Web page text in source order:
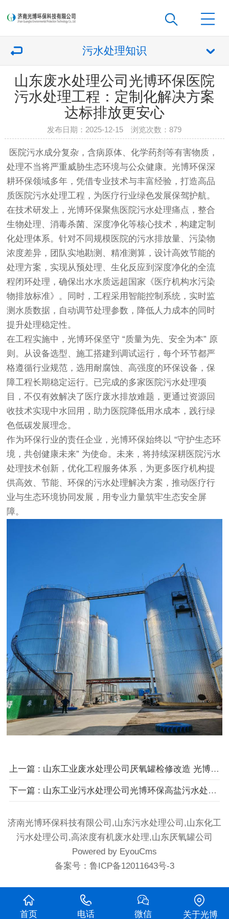
污水处理知识
山东废水处理公司光博环保医院
污水处理工程：定制化解决方案
达标排放更安心
发布日期：2025-12-15 浏览次数：879
医院污水成分复杂，含病原体、化学药剂等有害物质，
处理不当将严重威胁生态环境与公众健康。光博环保深
耕环保领域多年，凭借专业技术与丰富经验，打造高品
质医院污水处理工程，为医疗行业绿色发展保驾护航。
在技术研发上，光博环保聚焦医院污水处理痛点，整合
生物处理、消毒杀菌、深度净化等核心技术，构建定制
化处理体系。针对不同规模医院的污水排放量、污染物
浓度差异，团队实地勘测、精准测算，设计高效节能的
处理方案，实现从预处理、生化反应到深度净化的全流
程闭环处理，确保出水水质远超国家《医疗机构水污染
物排放标准》。同时，工程采用智能控制系统，实时监
测水质数据，自动调节处理参数，降低人力成本的同时
提升处理稳定性。
在工程实施中，光博环保坚守 “质量为先、安全为本” 原
则。从设备选型、施工搭建到调试运行，每个环节都严
格遵循行业规范，选用耐腐蚀、高强度的环保设备，保
障工程长期稳定运行。已完成的多家医院污水处理项
目，不仅有效解决了医疗废水排放难题，更通过资源回
收技术实现中水回用，助力医院降低用水成本，践行绿
色低碳发展理念。
作为环保行业的责任企业，光博环保始终以 “守护生态环
境，共创健康未来” 为使命。未来，将持续深耕医院污水
处理技术创新，优化工程服务体系，为更多医疗机构提
供高效、节能、环保的污水处理解决方案，推动医疗行
业与生态环境协同发展，用专业力量筑牢生态安全屏
障。
上一篇 : 山东工业废水处理公司厌氧罐检修改造 光博环保专业设备运维与提质增效解决方案
下一篇 : 山东工业污水处理公司光博环保高盐污水处理工程：定制化工艺达标回收双保障
济南光博环保科技有限公司,山东污水处理公司,山东化工
污水处理公司,高浓度有机废水处理,山东厌氧罐公司
Powered by EyouCms
备案号： 鲁ICP备12011643号-3
首页 电话 微信 关于光博